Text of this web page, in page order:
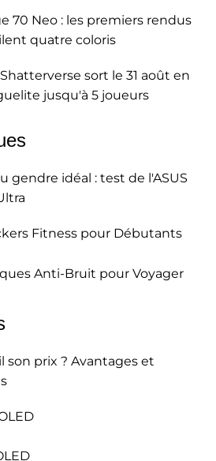
70 Neo : les premiers rendus
quatre coloris
sort le 31 août en
jusqu'à 5 joueurs
gendre idéal : test de l'ASUS
Fitness pour Débutants
Anti-Bruit pour Voyager
son prix ? Avantages et